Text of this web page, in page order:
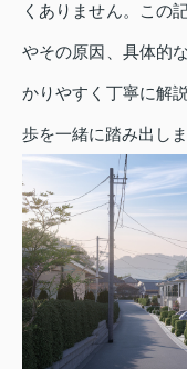
くありません。この
やその原因、具体的
かりやすく丁寧に解
歩を一緒に踏み出しま